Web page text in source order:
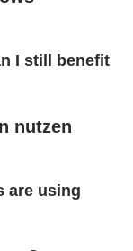
I still benefit
nutzen
are using